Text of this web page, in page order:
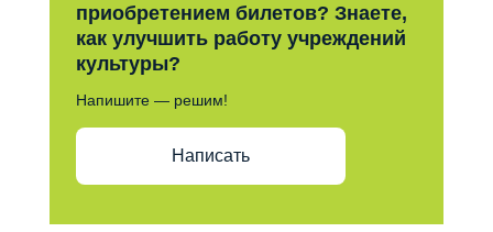
приобретением билетов? Знаете,
как улучшить работу учреждений
культуры?
Напишите — решим!
Написать